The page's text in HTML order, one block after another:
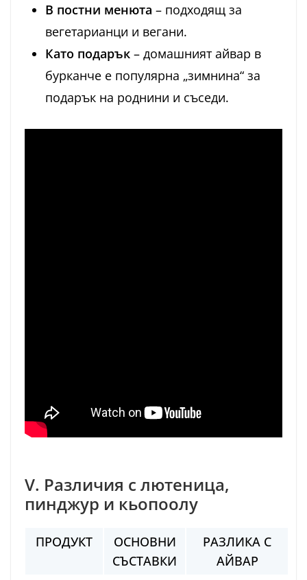
В постни менюта – подходящ за
вегетарианци и вегани.
Като подарък – домашният айвар в
бурканче е популярна „зимнина“ за
подарък на роднини и съседи.
V. Различия с лютеница,
пинджур и кьопоолу
ПРОДУКТ
ОСНОВНИ
СЪСТАВКИ
РАЗЛИКА С
АЙВАР